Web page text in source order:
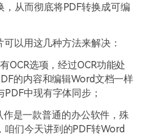
从而彻底将PDF转换成可编
以用这几种方法来解决：
OCR选项，经过OCR功能处
的内容和编辑Word文档一样
中现有字体同步；
作是一款普通的办公软件，殊
们今天讲到的PDF转Word